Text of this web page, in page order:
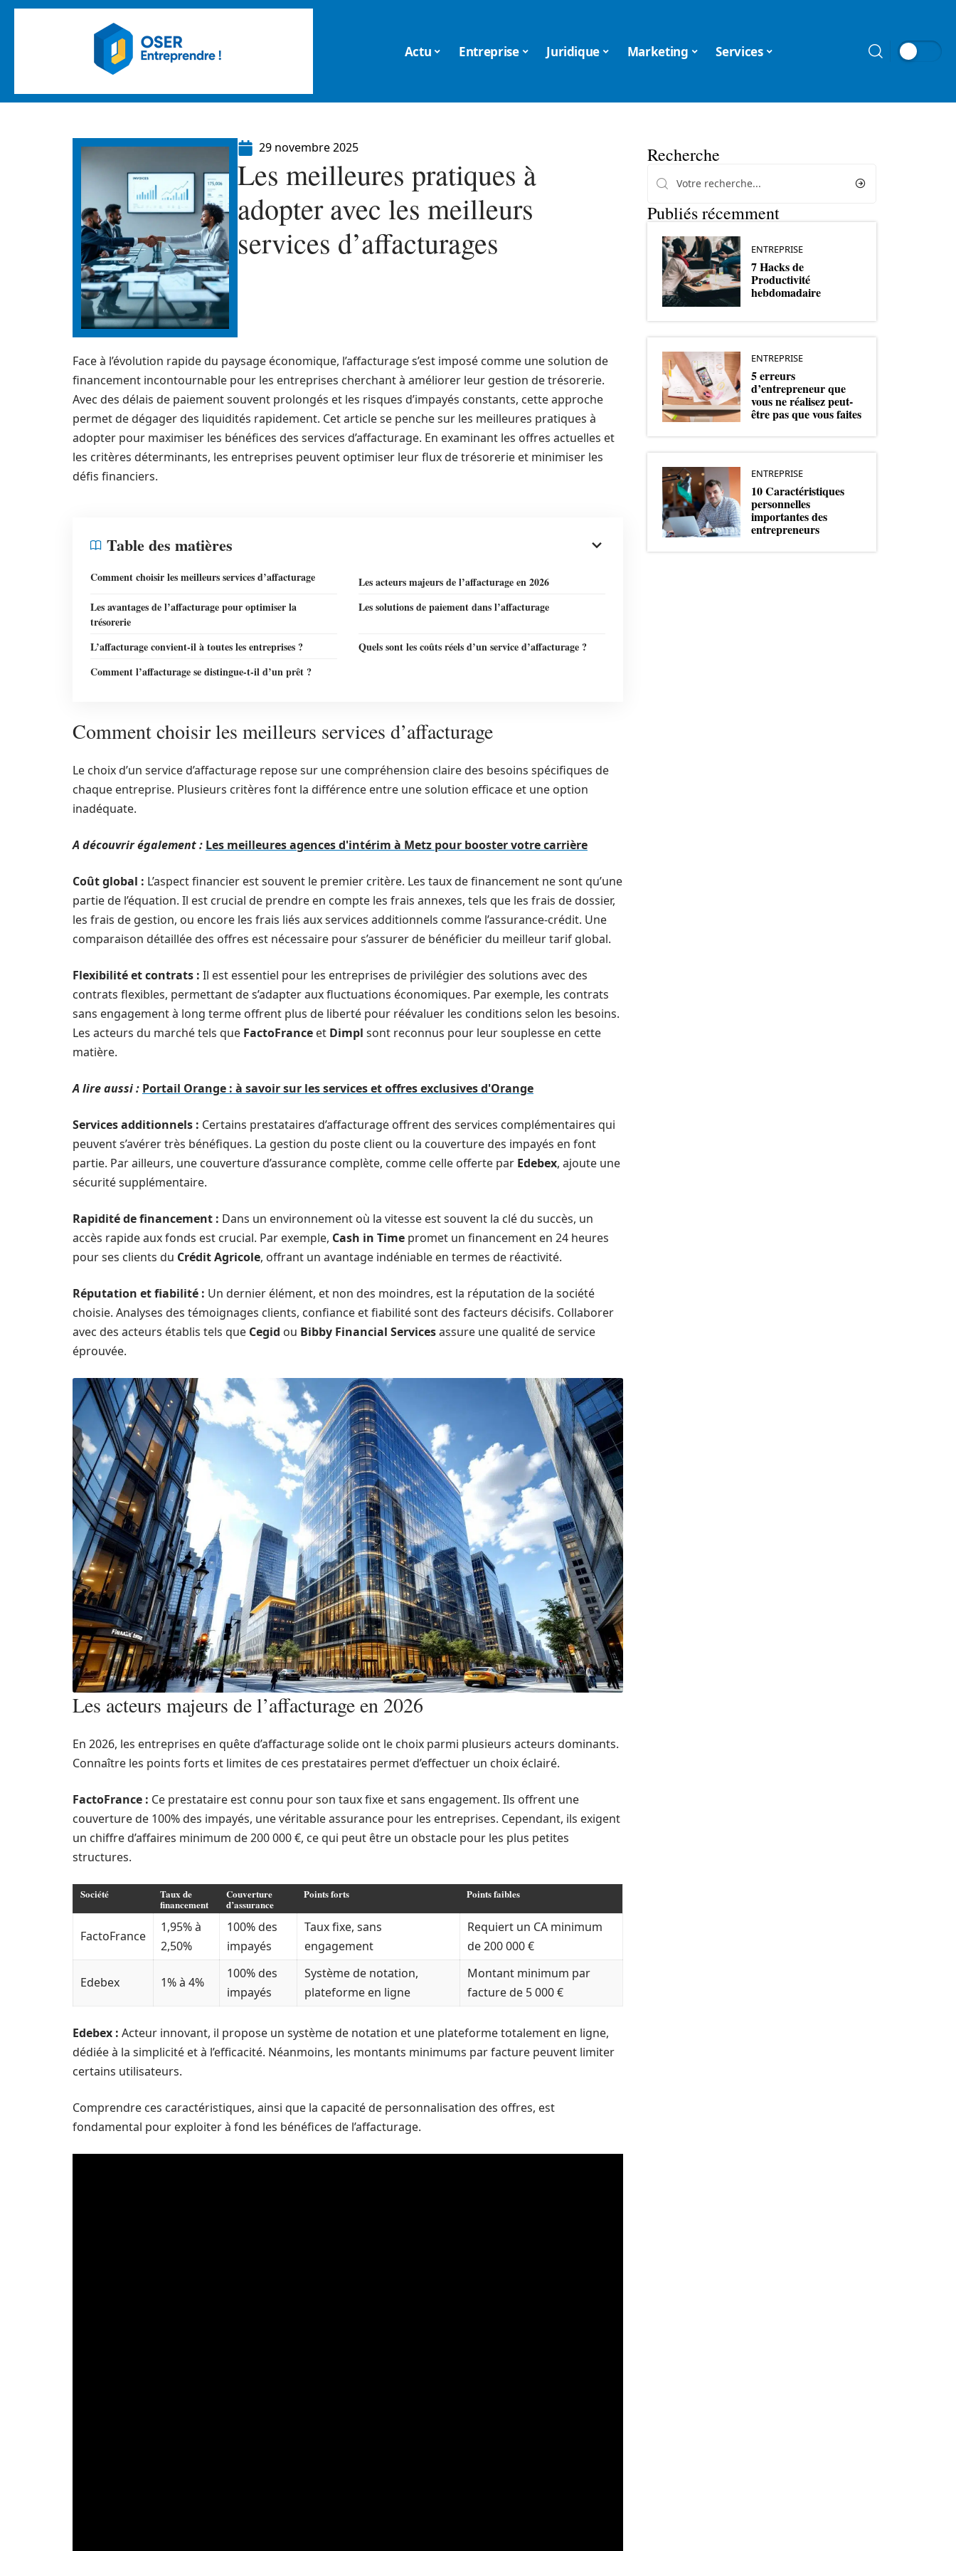
Actu Entreprise Juridique Marketing Services
29 novembre 2025
Les meilleures pratiques à
adopter avec les meilleurs
services d’affacturages
Face à l’évolution rapide du paysage économique, l’affacturage s’est imposé comme une solution de
financement incontournable pour les entreprises cherchant à améliorer leur gestion de trésorerie.
Avec des délais de paiement souvent prolongés et les risques d’impayés constants, cette approche
permet de dégager des liquidités rapidement. Cet article se penche sur les meilleures pratiques à
adopter pour maximiser les bénéfices des services d’affacturage. En examinant les offres actuelles et
les critères déterminants, les entreprises peuvent optimiser leur flux de trésorerie et minimiser les
défis financiers.
Table des matières
Comment choisir les meilleurs services d’affacturage
Les acteurs majeurs de l’affacturage en 2026
Les avantages de l’affacturage pour optimiser la
trésorerie
Les solutions de paiement dans l’affacturage
L’affacturage convient-il à toutes les entreprises ?
Quels sont les coûts réels d’un service d’affacturage ?
Comment l’affacturage se distingue-t-il d’un prêt ?
Comment choisir les meilleurs services d’affacturage
Le choix d’un service d’affacturage repose sur une compréhension claire des besoins spécifiques de
chaque entreprise. Plusieurs critères font la différence entre une solution efficace et une option
inadéquate.
A découvrir également : Les meilleures agences d'intérim à Metz pour booster votre carrière
Coût global : L’aspect financier est souvent le premier critère. Les taux de financement ne sont qu’une
partie de l’équation. Il est crucial de prendre en compte les frais annexes, tels que les frais de dossier,
les frais de gestion, ou encore les frais liés aux services additionnels comme l’assurance-crédit. Une
comparaison détaillée des offres est nécessaire pour s’assurer de bénéficier du meilleur tarif global.
Flexibilité et contrats : Il est essentiel pour les entreprises de privilégier des solutions avec des
contrats flexibles, permettant de s’adapter aux fluctuations économiques. Par exemple, les contrats
sans engagement à long terme offrent plus de liberté pour réévaluer les conditions selon les besoins.
Les acteurs du marché tels que FactoFrance et Dimpl sont reconnus pour leur souplesse en cette
matière.
A lire aussi : Portail Orange : à savoir sur les services et offres exclusives d'Orange
Services additionnels : Certains prestataires d’affacturage offrent des services complémentaires qui
peuvent s’avérer très bénéfiques. La gestion du poste client ou la couverture des impayés en font
partie. Par ailleurs, une couverture d’assurance complète, comme celle offerte par Edebex, ajoute une
sécurité supplémentaire.
Rapidité de financement : Dans un environnement où la vitesse est souvent la clé du succès, un
accès rapide aux fonds est crucial. Par exemple, Cash in Time promet un financement en 24 heures
pour ses clients du Crédit Agricole, offrant un avantage indéniable en termes de réactivité.
Réputation et fiabilité : Un dernier élément, et non des moindres, est la réputation de la société
choisie. Analyses des témoignages clients, confiance et fiabilité sont des facteurs décisifs. Collaborer
avec des acteurs établis tels que Cegid ou Bibby Financial Servicesassure une qualité de service
éprouvée.
Les acteurs majeurs de l’affacturage en 2026
En 2026, les entreprises en quête d’affacturage solide ont le choix parmi plusieurs acteurs dominants.
Connaître les points forts et limites de ces prestataires permet d’effectuer un choix éclairé.
FactoFrance : Ce prestataire est connu pour son taux fixe et sans engagement. Ils offrent une
couverture de 100% des impayés, une véritable assurance pour les entreprises. Cependant, ils exigent
un chiffre d’affaires minimum de 200 000 €, ce qui peut être un obstacle pour les plus petites
structures.
Société Taux de
financement
Couverture
d’assurance
Points forts Points faibles
FactoFrance
1,95% à
2,50%
100% des
impayés
Taux fixe, sans
engagement
Requiert un CA minimum
de 200 000 €
Edebex 1% à 4%
100% des
impayés
Système de notation,
plateforme en ligne
Montant minimum par
facture de 5 000 €
Edebex : Acteur innovant, il propose un système de notation et une plateforme totalement en ligne,
dédiée à la simplicité et à l’efficacité. Néanmoins, les montants minimums par facture peuvent limiter
certains utilisateurs.
Comprendre ces caractéristiques, ainsi que la capacité de personnalisation des offres, est
fondamental pour exploiter à fond les bénéfices de l’affacturage.
Recherche
Publiés récemment
ENTREPRISE
7 Hacks de
Productivité
hebdomadaire
ENTREPRISE
5 erreurs
d’entrepreneur que
vous ne réalisez peut-
être pas que vous faites
ENTREPRISE
10 Caractéristiques
personnelles
importantes des
entrepreneurs